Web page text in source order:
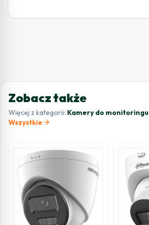
Zobacz także
Więcej z kategorii: Kamery do monitoringu
Wszystkie arrow_forward